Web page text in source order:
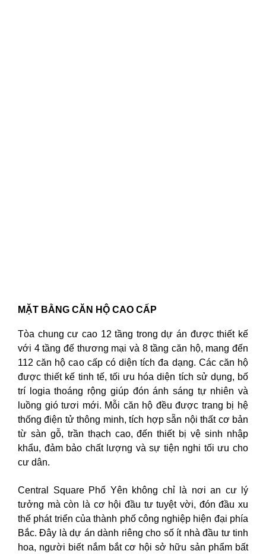
MẶT BẰNG CĂN HỘ CAO CẤP
Tòa chung cư cao 12 tầng trong dự án được thiết kế
với 4 tầng đế thương mại và 8 tầng căn hộ, mang đến
112 căn hộ cao cấp có diện tích đa dạng. Các căn hộ
được thiết kế tinh tế, tối ưu hóa diện tích sử dụng, bố
trí logia thoáng rộng giúp đón ánh sáng tự nhiên và
luồng gió tươi mới. Mỗi căn hộ đều được trang bị hệ
thống điện tử thông minh, tích hợp sẵn nội thất cơ bản
từ sàn gỗ, trần thạch cao, đến thiết bị vệ sinh nhập
khẩu, đảm bảo chất lượng và sự tiện nghi tối ưu cho
cư dân.
Central Square Phổ Yên không chỉ là nơi an cư lý
tưởng mà còn là cơ hội đầu tư tuyệt vời, đón đầu xu
thế phát triển của thành phố công nghiệp hiện đại phía
Bắc. Đây là dự án dành riêng cho số ít nhà đầu tư tinh
hoa, người biết nắm bắt cơ hội sở hữu sản phẩm bất